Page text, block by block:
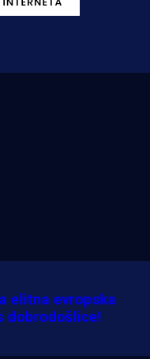
elitna evropska
dobrodošlice!